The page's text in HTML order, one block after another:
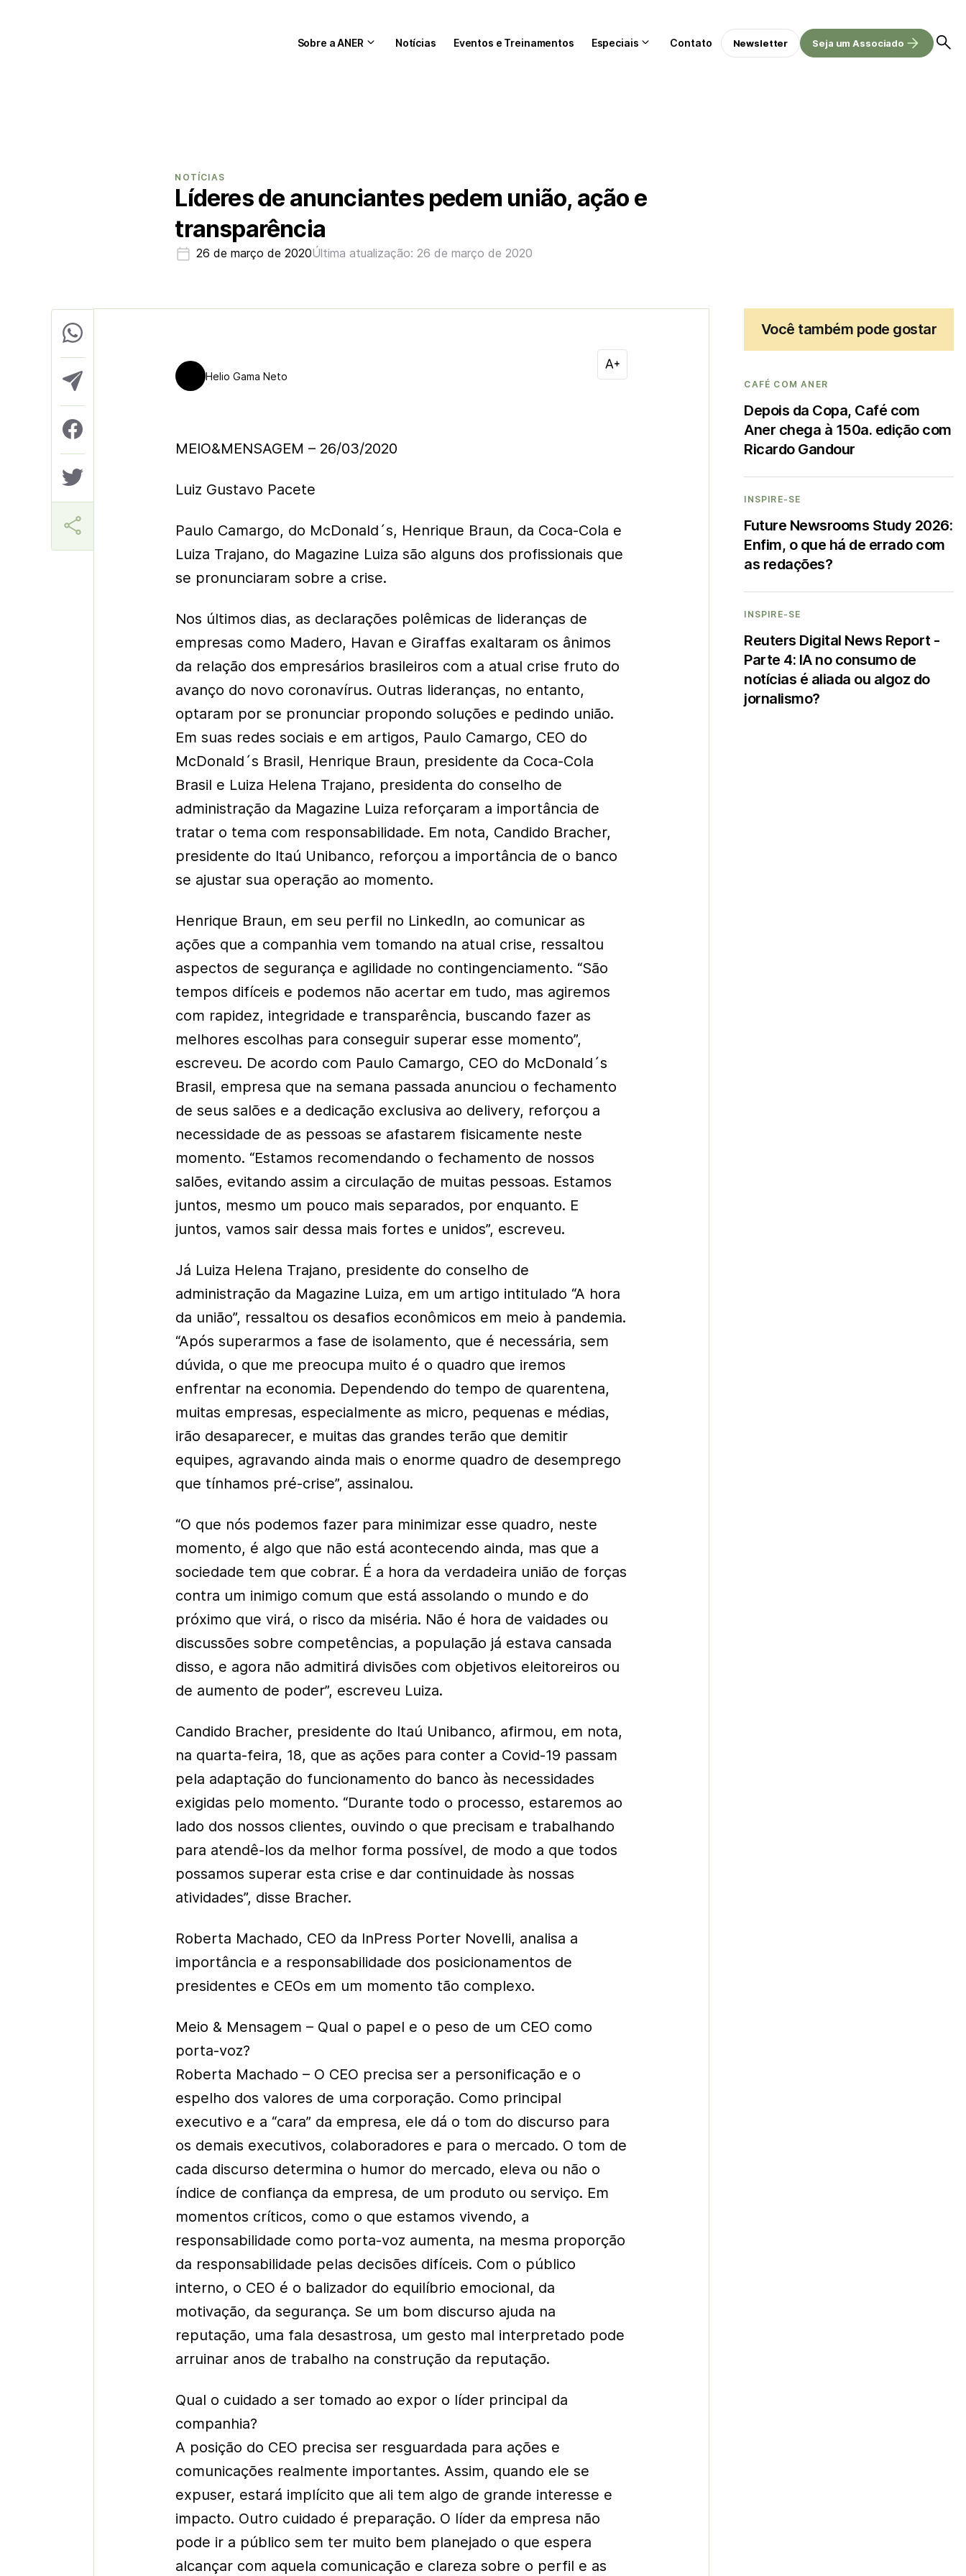
Sobre a ANER Notícias Eventos e Treinamentos Especiais Contato Newsletter Seja um Associado
NOTÍCIAS
Líderes de anunciantes pedem união, ação e
transparência
26 de março de 2020Última atualização: 26 de março de 2020
Helio Gama Neto
MEIO&MENSAGEM – 26/03/2020
Luiz Gustavo Pacete
Paulo Camargo, do McDonald´s, Henrique Braun, da Coca-Cola e
Luiza Trajano, do Magazine Luiza são alguns dos profissionais que
se pronunciaram sobre a crise.
Nos últimos dias, as declarações polêmicas de lideranças de
empresas como Madero, Havan e Giraffas exaltaram os ânimos
da relação dos empresários brasileiros com a atual crise fruto do
avanço do novo coronavírus. Outras lideranças, no entanto,
optaram por se pronunciar propondo soluções e pedindo união.
Em suas redes sociais e em artigos, Paulo Camargo, CEO do
McDonald´s Brasil, Henrique Braun, presidente da Coca-Cola
Brasil e Luiza Helena Trajano, presidenta do conselho de
administração da Magazine Luiza reforçaram a importância de
tratar o tema com responsabilidade. Em nota, Candido Bracher,
presidente do Itaú Unibanco, reforçou a importância de o banco
se ajustar sua operação ao momento.
Henrique Braun, em seu perfil no LinkedIn, ao comunicar as
ações que a companhia vem tomando na atual crise, ressaltou
aspectos de segurança e agilidade no contingenciamento. “São
tempos difíceis e podemos não acertar em tudo, mas agiremos
com rapidez, integridade e transparência, buscando fazer as
melhores escolhas para conseguir superar esse momento”,
escreveu. De acordo com Paulo Camargo, CEO do McDonald´s
Brasil, empresa que na semana passada anunciou o fechamento
de seus salões e a dedicação exclusiva ao delivery, reforçou a
necessidade de as pessoas se afastarem fisicamente neste
momento. “Estamos recomendando o fechamento de nossos
salões, evitando assim a circulação de muitas pessoas. Estamos
juntos, mesmo um pouco mais separados, por enquanto. E
juntos, vamos sair dessa mais fortes e unidos”, escreveu.
Já Luiza Helena Trajano, presidente do conselho de
administração da Magazine Luiza, em um artigo intitulado “A hora
da união”, ressaltou os desafios econômicos em meio à pandemia.
“Após superarmos a fase de isolamento, que é necessária, sem
dúvida, o que me preocupa muito é o quadro que iremos
enfrentar na economia. Dependendo do tempo de quarentena,
muitas empresas, especialmente as micro, pequenas e médias,
irão desaparecer, e muitas das grandes terão que demitir
equipes, agravando ainda mais o enorme quadro de desemprego
que tínhamos pré-crise”, assinalou.
“O que nós podemos fazer para minimizar esse quadro, neste
momento, é algo que não está acontecendo ainda, mas que a
sociedade tem que cobrar. É a hora da verdadeira união de forças
contra um inimigo comum que está assolando o mundo e do
próximo que virá, o risco da miséria. Não é hora de vaidades ou
discussões sobre competências, a população já estava cansada
disso, e agora não admitirá divisões com objetivos eleitoreiros ou
de aumento de poder”, escreveu Luiza.
Candido Bracher, presidente do Itaú Unibanco, afirmou, em nota,
na quarta-feira, 18, que as ações para conter a Covid-19 passam
pela adaptação do funcionamento do banco às necessidades
exigidas pelo momento. “Durante todo o processo, estaremos ao
lado dos nossos clientes, ouvindo o que precisam e trabalhando
para atendê-los da melhor forma possível, de modo a que todos
possamos superar esta crise e dar continuidade às nossas
atividades”, disse Bracher.
Roberta Machado, CEO da InPress Porter Novelli, analisa a
importância e a responsabilidade dos posicionamentos de
presidentes e CEOs em um momento tão complexo.
Meio & Mensagem – Qual o papel e o peso de um CEO como
porta-voz?
Roberta Machado – O CEO precisa ser a personificação e o
espelho dos valores de uma corporação. Como principal
executivo e a “cara” da empresa, ele dá o tom do discurso para
os demais executivos, colaboradores e para o mercado. O tom de
cada discurso determina o humor do mercado, eleva ou não o
índice de confiança da empresa, de um produto ou serviço. Em
momentos críticos, como o que estamos vivendo, a
responsabilidade como porta-voz aumenta, na mesma proporção
da responsabilidade pelas decisões difíceis. Com o público
interno, o CEO é o balizador do equilíbrio emocional, da
motivação, da segurança. Se um bom discurso ajuda na
reputação, uma fala desastrosa, um gesto mal interpretado pode
arruinar anos de trabalho na construção da reputação.
Qual o cuidado a ser tomado ao expor o líder principal da
companhia?
A posição do CEO precisa ser resguardada para ações e
comunicações realmente importantes. Assim, quando ele se
expuser, estará implícito que ali tem algo de grande interesse e
impacto. Outro cuidado é preparação. O líder da empresa não
pode ir a público sem ter muito bem planejado o que espera
alcançar com aquela comunicação e clareza sobre o perfil e as
Você também pode gostar
CAFÉ COM ANER
Depois da Copa, Café com
Aner chega à 150a. edição com
Ricardo Gandour
INSPIRE-SE
Future Newsrooms Study 2026:
Enfim, o que há de errado com
as redações?
INSPIRE-SE
Reuters Digital News Report -
Parte 4: IA no consumo de
notícias é aliada ou algoz do
jornalismo?